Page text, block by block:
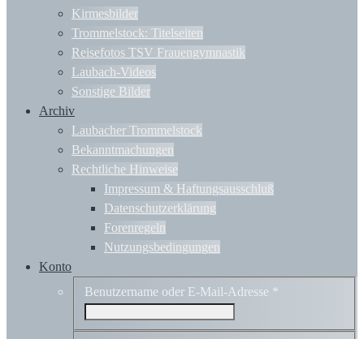
Kirmesbilder
Trommelstock: Titelseiten
Reisefotos TSV Frauengymnastik
Laubach-Videos
Sonstige Bilder
Archiv
Laubacher Trommelstock
Bekanntmachungen
Rechtliche Hinweise
Impressum & Haftungsausschluß
Datenschutzerklärung
Forenregeln
Nutzungsbedingungen
Konto
Benutzername oder E-Mail-Adresse *